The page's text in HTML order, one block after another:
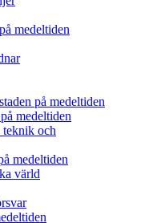
medeltiden
på medeltiden
medeltiden
teknik och
medeltiden
värld